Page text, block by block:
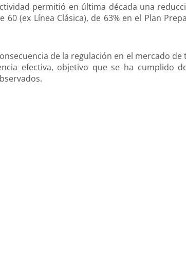
permitió en última década una
(ex Línea Clásica), de 63% en el Plan
de la regulación en el mercado de
efectiva, objetivo que se ha cumplido